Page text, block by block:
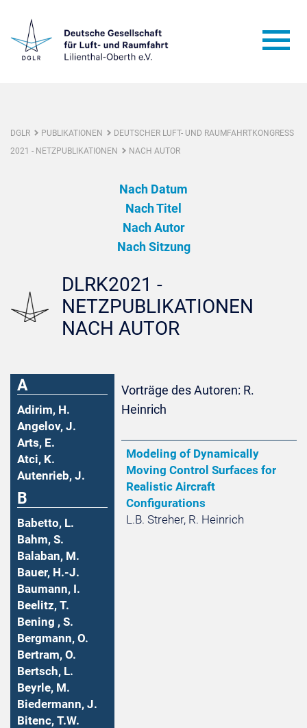
DGLR PUBLIKATIONEN
DEUTSCHER LUFT- UND RAUMFAHRTKONGRESS
2021 - NETZPUBLIKATIONEN
NACH AUTOR
Nach Datum
Nach Titel
Nach Autor
Nach Sitzung
DLRK2021 -
NETZPUBLIKATIONEN
NACH AUTOR
A
Adirim, H.
Angelov, J.
Arts, E.
Atci, K.
Autenrieb, J.
B
Babetto, L.
Bahm, S.
Balaban, M.
Bauer, H.-J.
Baumann, I.
Beelitz, T.
Bening , S.
Bergmann, O.
Bertram, O.
Bertsch, L.
Beyrle, M.
Biedermann, J.
Bitenc, T.W.
Vorträge des Autoren: R.
Heinrich
Modeling of Dynamically
Moving Control Surfaces for
Realistic Aircraft
Configurations
L.B. Streher, R. Heinrich